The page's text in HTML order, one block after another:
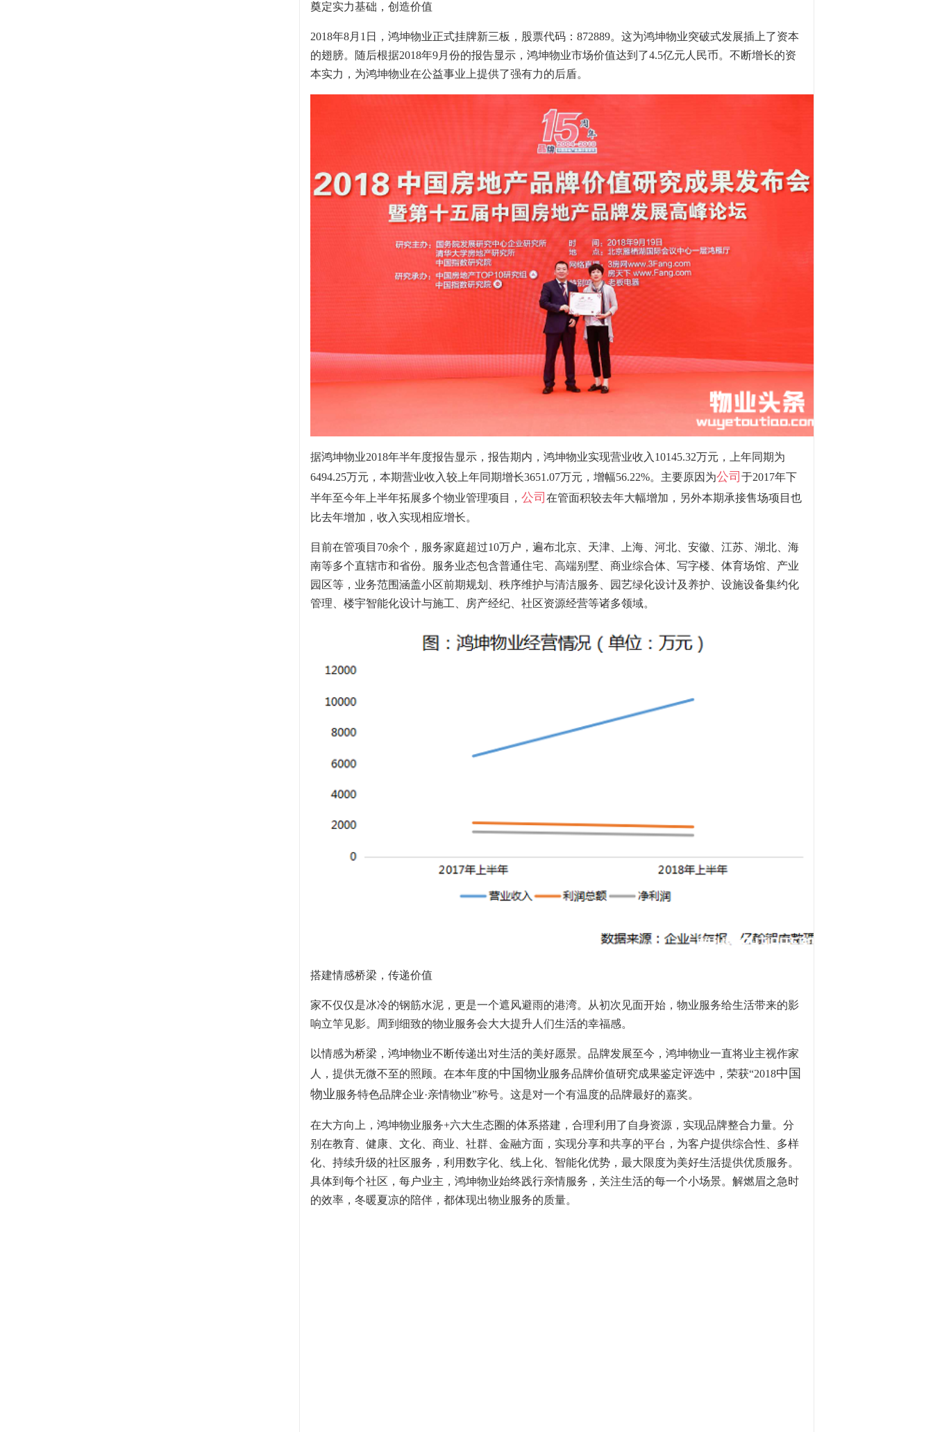
奠定实力基础，创造价值
2018年8月1日，鸿坤物业正式挂牌新三板，股票代码：872889。这为鸿坤物业突破式发展插上了资本
的翅膀。随后根据2018年9月份的报告显示，鸿坤物业市场价值达到了4.5亿元人民币。不断增长的资
本实力，为鸿坤物业在公益事业上提供了强有力的后盾。
据鸿坤物业2018年半年度报告显示，报告期内，鸿坤物业实现营业收入10145.32万元，上年同期为
6494.25万元，本期营业收入较上年同期增长3651.07万元，增幅56.22%。主要原因为公司 于2017年下
半年至今年上半年拓展多个物业管理项目， 公司 在管面积较去年大幅增加，另外本期承接售场项目也
比去年增加，收入实现相应增长。
目前在管项目70余个，服务家庭超过10万户，遍布北京、天津、上海、河北、安徽、江苏、湖北、海
南等多个直辖市和省份。服务业态包含普通住宅、高端别墅、商业综合体、写字楼、体育场馆、产业
园区等，业务范围涵盖小区前期规划、秩序维护与清洁服务、园艺绿化设计及养护、设施设备集约化
管理、楼宇智能化设计与施工、房产经纪、社区资源经营等诸多领域。
搭建情感桥梁，传递价值
家不仅仅是冰冷的钢筋水泥，更是一个遮风避雨的港湾。从初次见面开始，物业服务给生活带来的影
响立竿见影。周到细致的物业服务会大大提升人们生活的幸福感。
以情感为桥梁，鸿坤物业不断传递出对生活的美好愿景。品牌发展至今，鸿坤物业一直将业主视作家
人，提供无微不至的照顾。在本年度的中国物业服务品牌价值研究成果鉴定评选中，荣获“2018中国
物业服务特色品牌企业·亲情物业”称号。这是对一个有温度的品牌最好的嘉奖。
在大方向上，鸿坤物业服务+六大生态圈的体系搭建，合理利用了自身资源，实现品牌整合力量。分
别在教育、健康、文化、商业、社群、金融方面，实现分享和共享的平台，为客户提供综合性、多样
化、持续升级的社区服务，利用数字化、线上化、智能化优势，最大限度为美好生活提供优质服务。
具体到每个社区，每户业主，鸿坤物业始终践行亲情服务，关注生活的每一个小场景。解燃眉之急时
的效率，冬暖夏凉的陪伴，都体现出物业服务的质量。